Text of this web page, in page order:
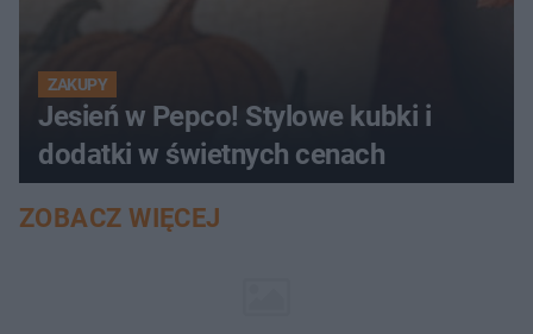
ZAKUPY
Jesień w Pepco! Stylowe kubki i
dodatki w świetnych cenach
ZOBACZ WIĘCEJ